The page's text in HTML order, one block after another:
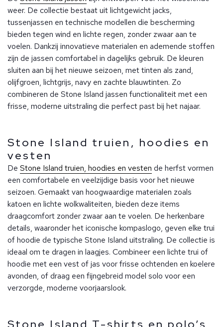
weer. De collectie bestaat uit lichtgewicht jacks,
tussenjassen en technische modellen die bescherming
bieden tegen wind en lichte regen, zonder zwaar aan te
voelen. Dankzij innovatieve materialen en ademende stoffen
zijn de jassen comfortabel in dagelijks gebruik. De kleuren
sluiten aan bij het nieuwe seizoen, met tinten als zand,
olijfgroen, lichtgrijs, navy en zachte blauwtinten. Zo
combineren de Stone Island jassen functionaliteit met een
frisse, moderne uitstraling die perfect past bij het najaar.
Stone Island truien, hoodies en
vesten
De Stone Island truien, hoodies en vesten de herfst vormen
een comfortabele en veelzijdige basis voor het nieuwe
seizoen. Gemaakt van hoogwaardige materialen zoals
katoen en lichte wolkwaliteiten, bieden deze items
draagcomfort zonder zwaar aan te voelen. De herkenbare
details, waaronder het iconische kompaslogo, geven elke trui
of hoodie de typische Stone Island uitstraling. De collectie is
ideaal om te dragen in laagjes. Combineer een lichte trui of
hoodie met een vest of jas voor frisse ochtenden en koelere
avonden, of draag een fijngebreid model solo voor een
verzorgde, moderne voorjaarslook.
Stone Island T-shirts en polo’s